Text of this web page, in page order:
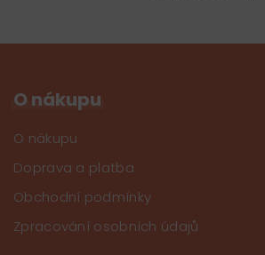
O nákupu
O nákupu
Doprava a platba
Obchodní podmínky
Zpracování osobních údajů